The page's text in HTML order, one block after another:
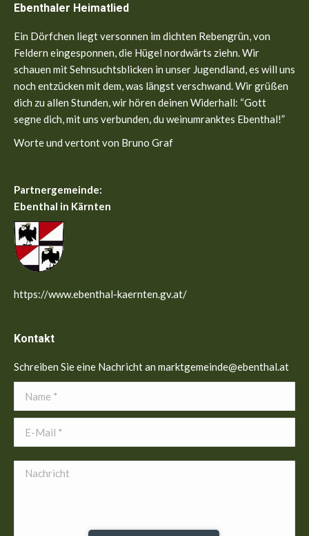
opens
in
new
window
opens
in
new
window
Ebenthaler Heimatlied
Ein Dörfchen liegt versonnen im dichten Rebengrün, von
Feldern eingesponnen, die Hügel nordwärts ziehn. Wir
schauen mit Sehnsuchtsblicken in unser Jugendland, es will uns
noch entzücken mit dem, was längst verschwand. Wir grüßen
dich zu allen Stunden, wir hören deinen Widerhall: “Gott
segne dich, mit uns verbunden, du weinumranktes Ebenthal!”
Worte und vertont von Bruno Graf
Partnergemeinde:
Ebenthal in Kärnten
https://www.ebenthal-kaernten.gv.at/
Kontakt
Schreiben Sie eine Nachricht an marktgemeinde@ebenthal.at
Name *
E-Mail *
Nachricht